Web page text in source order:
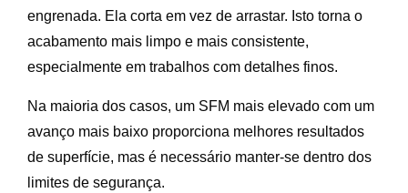
engrenada. Ela corta em vez de arrastar. Isto torna o
acabamento mais limpo e mais consistente,
especialmente em trabalhos com detalhes finos.
Na maioria dos casos, um SFM mais elevado com um
avanço mais baixo proporciona melhores resultados
de superfície, mas é necessário manter-se dentro dos
limites de segurança.